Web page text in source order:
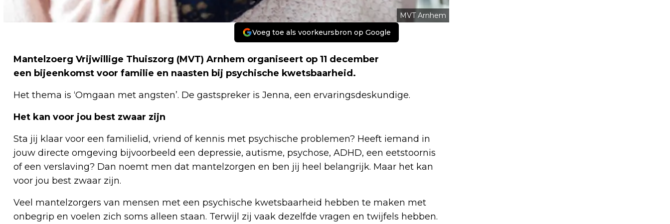
MVT Arnhem
Voeg toe als voorkeursbron op Google
Mantelzoerg Vrijwillige Thuiszorg (MVT) Arnhem organiseert op 11 december
een bijeenkomst voor familie en naasten bij psychische kwetsbaarheid.
Het thema is ‘Omgaan met angsten’. De gastspreker is Jenna, een ervaringsdeskundige.
Het kan voor jou best zwaar zijn
Sta jij klaar voor een familielid, vriend of kennis met psychische problemen? Heeft iemand in
jouw directe omgeving bijvoorbeeld een depressie, autisme, psychose, ADHD, een eetstoornis
of een verslaving? Dan noemt men dat mantelzorgen en ben jij heel belangrijk. Maar het kan
voor jou best zwaar zijn.
Veel mantelzorgers van mensen met een psychische kwetsbaarheid hebben te maken met
onbegrip en voelen zich soms alleen staan. Terwijl zij vaak dezelfde vragen en twijfels hebben.